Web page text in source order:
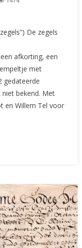
De zegels
afkorting, een
met
gedateerde
bekend. Met
en Willem Tel voor